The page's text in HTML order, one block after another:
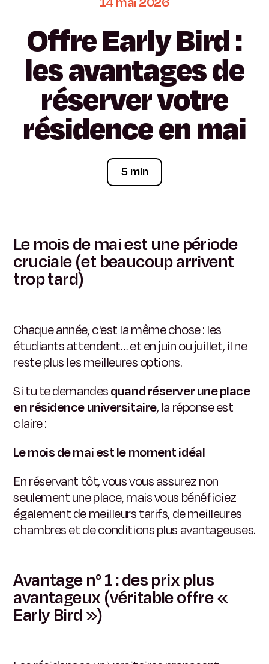
OffreEarlyBird:
lesavantagesde
réservervotre
résidenceenmai
5 min
Le mois de mai est une période
cruciale (et beaucoup arrivent
trop tard)
Chaque année, c'est la même chose : les
étudiants attendent… et en juin ou juillet, il ne
reste plus les meilleures options.
Si tu te demandesquand réserver une place
en résidence universitaire, la réponse est
claire :
Le mois de mai est le moment idéal
En réservant tôt, vous vous assurez non
seulement une place, mais vous bénéficiez
également de meilleurs tarifs, de meilleures
chambres et de conditions plus avantageuses.
Avantage n° 1 : des prix plus
avantageux (véritable offre «
Early Bird »)